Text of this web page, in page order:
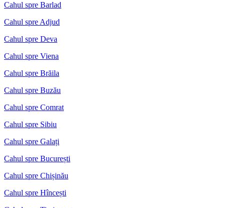
Cahul spre Barlad
Cahul spre Adjud
Cahul spre Deva
Cahul spre Viena
Cahul spre Brăila
Cahul spre Buzău
Cahul spre Comrat
Cahul spre Sibiu
Cahul spre Galați
Cahul spre București
Cahul spre Chișinău
Cahul spre Hîncești